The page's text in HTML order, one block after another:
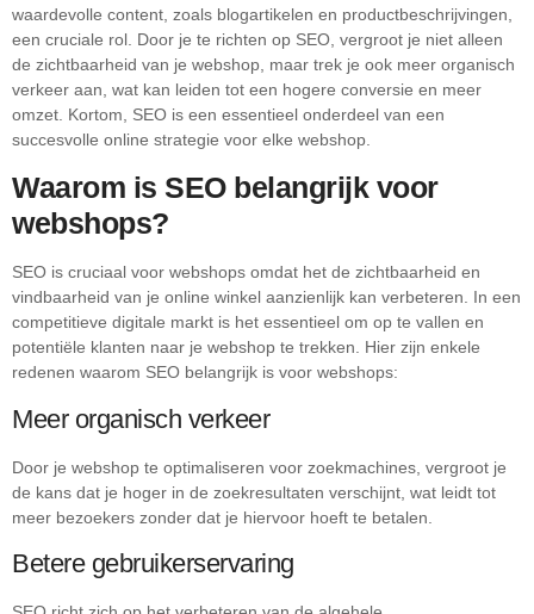
waardevolle content, zoals blogartikelen en productbeschrijvingen,
een cruciale rol. Door je te richten op SEO, vergroot je niet alleen
de zichtbaarheid van je webshop, maar trek je ook meer organisch
verkeer aan, wat kan leiden tot een hogere conversie en meer
omzet. Kortom, SEO is een essentieel onderdeel van een
succesvolle online strategie voor elke webshop.
Waarom is SEO belangrijk voor
webshops?
SEO is cruciaal voor webshops omdat het de zichtbaarheid en
vindbaarheid van je online winkel aanzienlijk kan verbeteren. In een
competitieve digitale markt is het essentieel om op te vallen en
potentiële klanten naar je webshop te trekken. Hier zijn enkele
redenen waarom SEO belangrijk is voor webshops:
Meer organisch verkeer
Door je webshop te optimaliseren voor zoekmachines, vergroot je
de kans dat je hoger in de zoekresultaten verschijnt, wat leidt tot
meer bezoekers zonder dat je hiervoor hoeft te betalen.
Betere gebruikerservaring